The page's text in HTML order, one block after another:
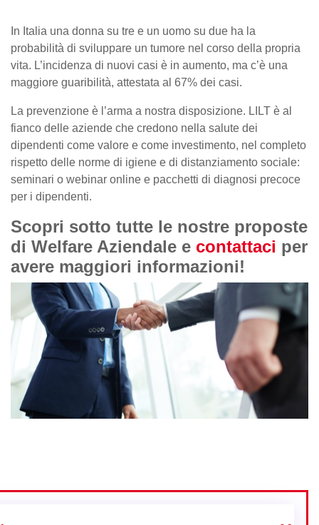
In Italia una donna su tre e un uomo su due ha la
probabilità di sviluppare un tumore nel corso della propria
vita. L’incidenza di nuovi casi è in aumento, ma c’è una
maggiore guaribilità, attestata al 67% dei casi.
La prevenzione è l’arma a nostra disposizione. LILT è al
fianco delle aziende che credono nella salute dei
dipendenti come valore e come investimento, nel completo
rispetto delle norme di igiene e di distanziamento sociale:
seminari o webinar online e pacchetti di diagnosi precoce
per i dipendenti.
Scopri sotto tutte le nostre proposte
di Welfare Aziendale e contattaci per
avere maggiori informazioni!